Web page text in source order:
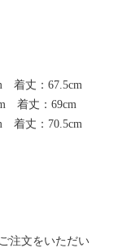
着丈：67.5cm
着丈：69cm
着丈：70.5cm
注文をいただい